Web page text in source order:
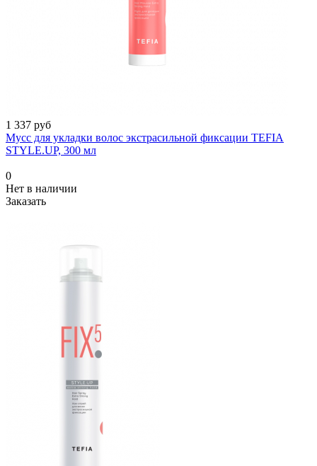
1 337 руб
Мусс для укладки волос экстрасильной фиксации TEFIA
STYLE.UP, 300 мл
0
Нет в наличии
Заказать